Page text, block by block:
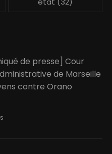
de presse] Cour
de Marseille
contre Orano